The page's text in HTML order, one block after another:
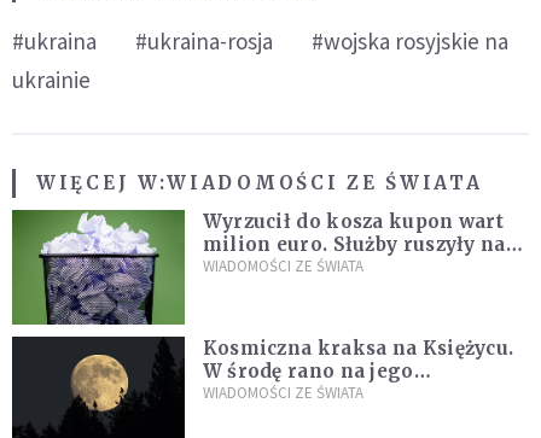
#ukraina #ukraina-rosja
#wojska rosyjskie na
ukrainie
WIĘCEJ W:WIADOMOŚCI ZE ŚWIATA
Wyrzucił do kosza kupon wart
milion euro. Służby ruszyły na
poszukiwania
WIADOMOŚCI ZE ŚWIATA
Kosmiczna kraksa na Księżycu.
W środę rano na jego
powierzchni dojdzie do
WIADOMOŚCI ZE ŚWIATA